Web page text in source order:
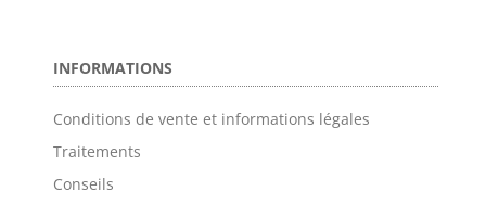
INFORMATIONS
Conditions de vente et informations légales
Traitements
Conseils